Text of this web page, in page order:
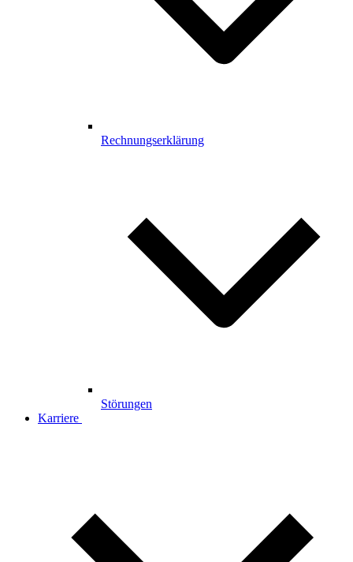
Rechnungserklärung
Störungen
Karriere